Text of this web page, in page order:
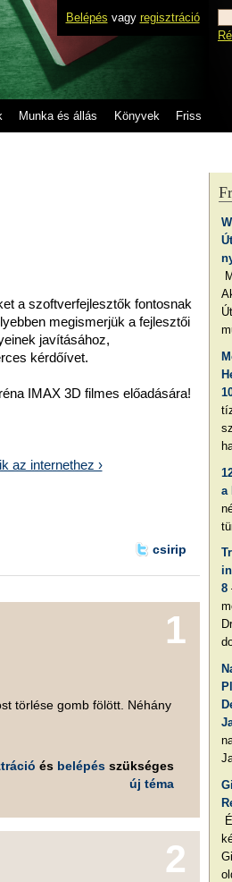
Belépés vagy regisztráció
Munka és állás Könyvek Friss
a szoftverfejlesztők fontosnak
megismerjük a fejlesztői
javításához,
kérdőívet.
IMAX 3D filmes előadására!
az internethez ›
csirip
1
törlése gomb fölött. Néhány
és belépésszükséges
új téma
2
a
8